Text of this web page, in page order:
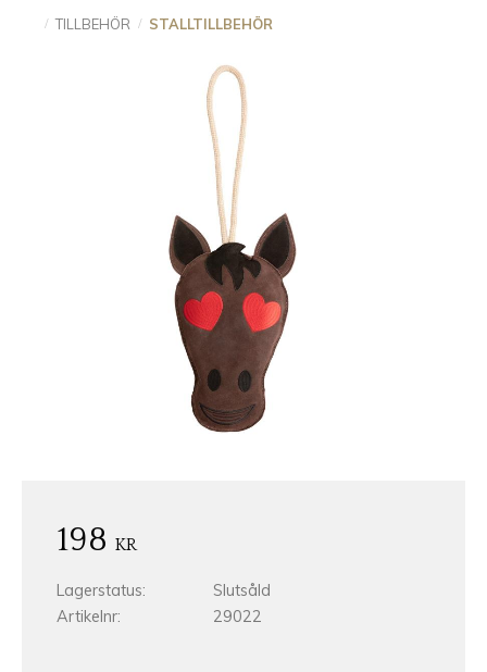
TILLBEHÖR STALLTILLBEHÖR
198 KR
Lagerstatus
Slutsåld
Artikelnr
29022